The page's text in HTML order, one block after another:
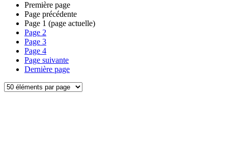
Première page
Page précédente
Page 1 (page actuelle)
Page 2
Page 3
Page 4
Page suivante
Dernière page